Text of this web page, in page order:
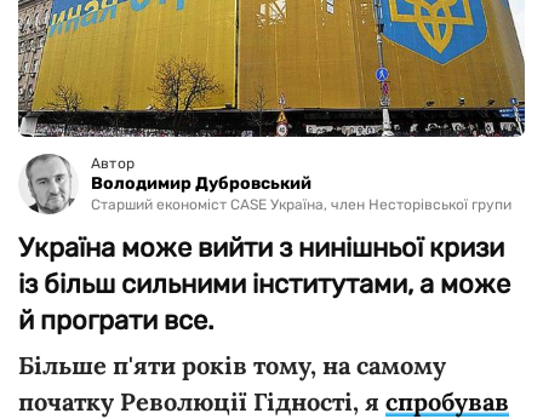
Автор
Володимир Дубровський
Старший економіст CASE Україна, член Несторівської групи
Україна може вийти з нинішньої кризи
із більш сильними інститутами, а може
й програти все.
Більше п'яти років тому, на самому
початку Революції Гідності, я спробував